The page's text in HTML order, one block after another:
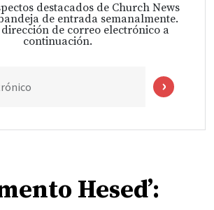
destacados de Church News
de entrada semanalmente.
de correo electrónico a
continuación.
Hesed’: